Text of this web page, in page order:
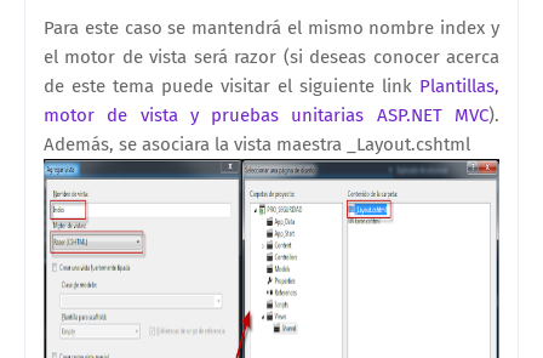
Para este caso se mantendrá el mismo nombre index y
el motor de vista será razor (si deseas conocer acerca
de este tema puede visitar el siguiente link Plantillas,
motor de vista y pruebas unitarias ASP.NET MVC).
Además, se asociara la vista maestra _Layout.cshtml